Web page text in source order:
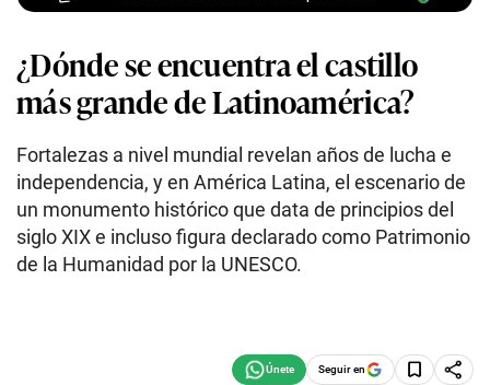
¿Dónde se encuentra el castillo
más grande de Latinoamérica?
Fortalezas a nivel mundial revelan años de lucha e
independencia, y en América Latina, el escenario de
un monumento histórico que data de principios del
siglo XIX e incluso figura declarado como Patrimonio
de la Humanidad por la UNESCO.
Seguir en